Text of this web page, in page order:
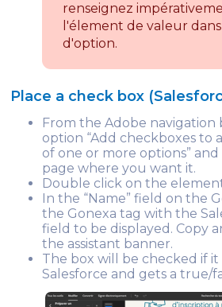
renseignez
l'élement de valeur
d'option.
Place a check box
From the Adobe navigation
option “Add checkboxes to
of one or more options”
page where you want it.
Double click on the
In the “Name” field on the
the Gonexa tag with the
field to be displayed. Copy
the assistant banner.
The box will be checked if it
Salesforce and gets a true/